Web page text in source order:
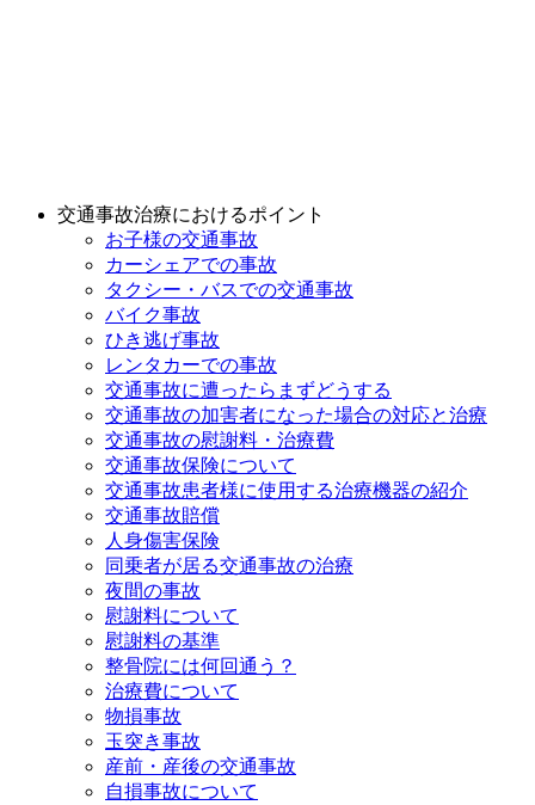
交通事故治療におけるポイント
お子様の交通事故
カーシェアでの事故
タクシー・バスでの交通事故
バイク事故
ひき逃げ事故
レンタカーでの事故
交通事故に遭ったらまずどうする
交通事故の加害者になった場合の対応と治療
交通事故の慰謝料・治療費
交通事故保険について
交通事故患者様に使用する治療機器の紹介
交通事故賠償
人身傷害保険
同乗者が居る交通事故の治療
夜間の事故
慰謝料について
慰謝料の基準
整骨院には何回通う？
治療費について
物損事故
玉突き事故
産前・産後の交通事故
自損事故について